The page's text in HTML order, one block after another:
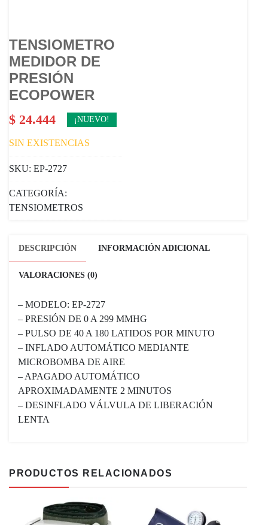
TENSIOMETRO
MEDIDOR DE
PRESIÓN
ECOPOWER
$ 24.444 ¡NUEVO!
SIN EXISTENCIAS
SKU: EP-2727
CATEGORÍA:
TENSIOMETROS
DESCRIPCIÓN INFORMACIÓN ADICIONAL
VALORACIONES (0)
– MODELO: EP-2727
– PRESIÓN DE 0 A 299 MMHG
– PULSO DE 40 A 180 LATIDOS POR MINUTO
– INFLADO AUTOMÁTICO MEDIANTE
MICROBOMBA DE AIRE
– APAGADO AUTOMÁTICO
APROXIMADAMENTE 2 MINUTOS
– DESINFLADO VÁLVULA DE LIBERACIÓN
LENTA
PRODUCTOS RELACIONADOS